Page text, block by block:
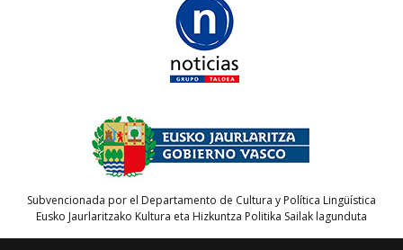
Subvencionada por el Departamento de Cultura y Política Lingüística
Eusko Jaurlaritzako Kultura eta Hizkuntza Politika Sailak lagunduta